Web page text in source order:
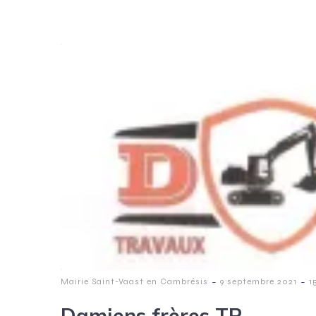
Mairie Saint-Vaast en Cambrésis - 9 septembre 2021 -